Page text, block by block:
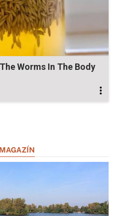
Worms In The Body